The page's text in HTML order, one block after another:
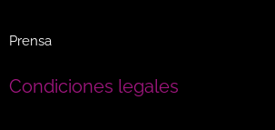
Prensa
Condiciones legales